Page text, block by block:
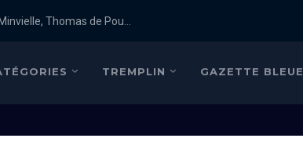
Thomas de Pou...
TREMPLIN GAZETTE BLEUE